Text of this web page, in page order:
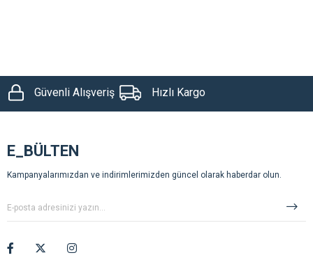
Güvenli Alışveriş Hızlı Kargo
E_BÜLTEN
Kampanyalarımızdan ve indirimlerimizden güncel olarak haberdar olun.